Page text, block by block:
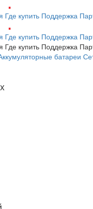
Где купить Поддержка
Где купить Поддержка
Где купить Поддержка
батареи